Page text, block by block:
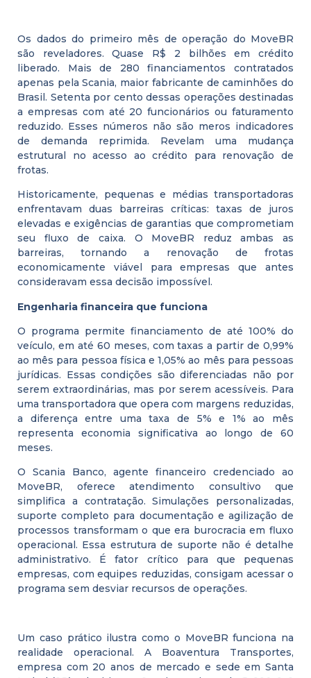
Os dados do primeiro mês de operação do MoveBR
são reveladores. Quase R$ 2 bilhões em crédito
liberado. Mais de 280 financiamentos contratados
apenas pela Scania, maior fabricante de caminhões do
Brasil. Setenta por cento dessas operações destinadas
a empresas com até 20 funcionários ou faturamento
reduzido. Esses números não são meros indicadores
de demanda reprimida. Revelam uma mudança
estrutural no acesso ao crédito para renovação de
frotas.
Historicamente, pequenas e médias transportadoras
enfrentavam duas barreiras críticas: taxas de juros
elevadas e exigências de garantias que comprometiam
seu fluxo de caixa. O MoveBR reduz ambas as
barreiras, tornando a renovação de frotas
economicamente viável para empresas que antes
consideravam essa decisão impossível.
Engenharia financeira que funciona
O programa permite financiamento de até 100% do
veículo, em até 60 meses, com taxas a partir de 0,99%
ao mês para pessoa física e 1,05% ao mês para pessoas
jurídicas. Essas condições são diferenciadas não por
serem extraordinárias, mas por serem acessíveis. Para
uma transportadora que opera com margens reduzidas,
a diferença entre uma taxa de 5% e 1% ao mês
representa economia significativa ao longo de 60
meses.
O Scania Banco, agente financeiro credenciado ao
MoveBR, oferece atendimento consultivo que
simplifica a contratação. Simulações personalizadas,
suporte completo para documentação e agilização de
processos transformam o que era burocracia em fluxo
operacional. Essa estrutura de suporte não é detalhe
administrativo. É fator crítico para que pequenas
empresas, com equipes reduzidas, consigam acessar o
programa sem desviar recursos de operações.
Um caso prático ilustra como o MoveBR funciona na
realidade operacional. A Boaventura Transportes,
empresa com 20 anos de mercado e sede em Santa